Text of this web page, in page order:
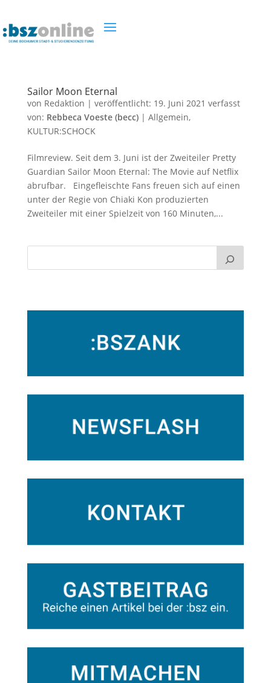
Sailor Moon Eternal
von Redaktion | veröffentlicht: 19. Juni 2021 verfasst
von: Rebbeca Voeste (becc)| Allgemein,
KULTUR:SCHOCK
Filmreview. Seit dem 3. Juni ist der Zweiteiler Pretty
Guardian Sailor Moon Eternal: The Movie auf Netflix
abrufbar. Eingefleischte Fans freuen sich auf einen
unter der Regie von Chiaki Kon produzierten
Zweiteiler mit einer Spielzeit von 160 Minuten,...